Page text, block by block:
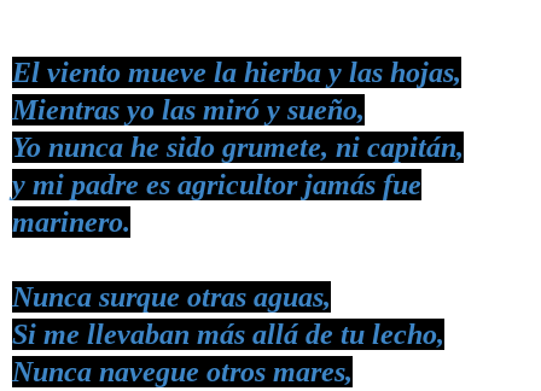
El viento mueve la hierba y las hojas,
Mientras yo las miró y sueño,
Yo nunca he sido grumete, ni capitán,
y mi padre es agricultor jamás fue
marinero.
Nunca surque otras aguas,
Si me llevaban más allá de tu lecho,
Nunca navegue otros mares,